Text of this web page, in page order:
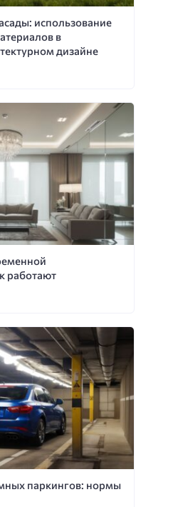
использование
в
дизайне
работают
паркингов: нормы